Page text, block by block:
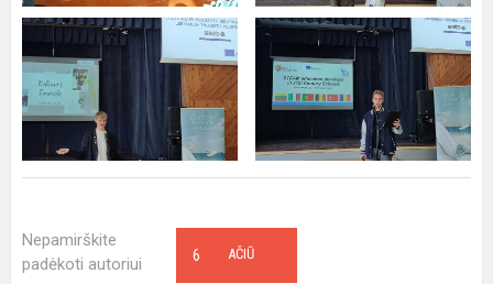
Nepamirškite
padėkoti autoriui
AČIŪ
6